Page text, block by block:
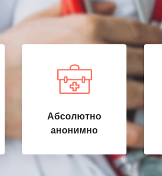
Абсолютно
анонимно